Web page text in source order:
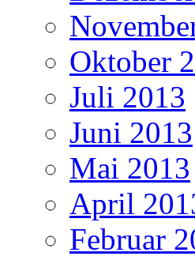
Oktober
Juli 2013
Juni 2013
Mai 2013
April
Februar